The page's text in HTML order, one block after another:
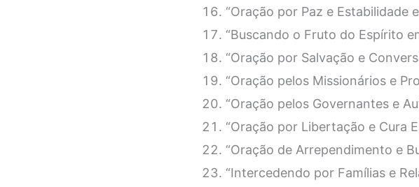
“Oração por Paz e Estabilidade
“Buscando o Fruto do Espírito
“Oração por Salvação e
“Oração pelos Missionários e
“Oração pelos Governantes e
“Oração por Libertação e Cura
“Oração de Arrependimento e
“Intercedendo por Famílias e